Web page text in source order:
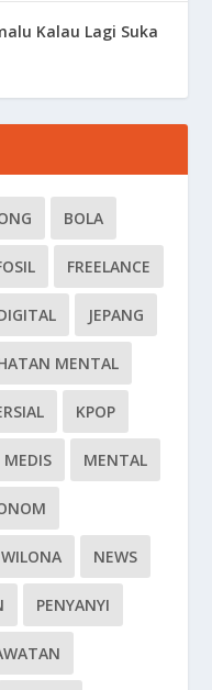
Kalau Lagi Suka
BOLA
FREELANCE
JEPANG
MENTAL
KPOP
MEDIS MENTAL
NEWS
PENYANYI